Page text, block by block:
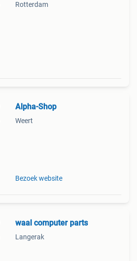
Rotterdam
Alpha-Shop
Weert
Bezoek website
waal computer parts
Langerak